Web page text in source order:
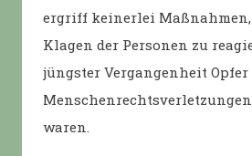
ergriff keinerlei Maßnahmen,
Klagen der Personen zu
jüngster Vergangenheit Opfer
waren.